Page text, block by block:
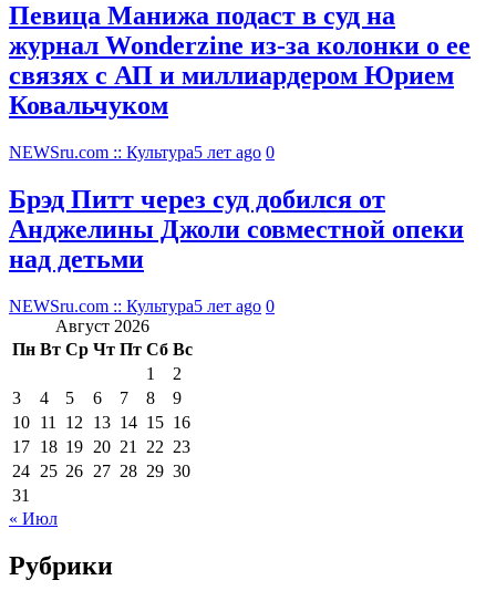
Певица Манижа подаст в суд на
журнал Wonderzine из-за колонки о ее
связях с АП и миллиардером Юрием
Ковальчуком
NEWSru.com :: Культура5 лет ago 0
Брэд Питт через суд добился от
Анджелины Джоли совместной опеки
над детьми
NEWSru.com :: Культура5 лет ago 0
Август 2026
Пн Вт Ср Чт Пт Сб Вс
1
2
3
4 5 6 7 8
9
10 11 12 13 14 15 16
17 18 19 20 21 22 23
24 25 26 27 28 29 30
31
« Июл
Рубрики